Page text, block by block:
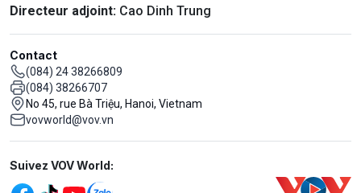
Directeur adjoint: Cao Dinh Trung
Contact
(084) 24 38266809
(084) 38266707
No 45, rue Bà Triệu, Hanoi, Vietnam
vovworld@vov.vn
Mạng xã hội
Suivez VOV World: